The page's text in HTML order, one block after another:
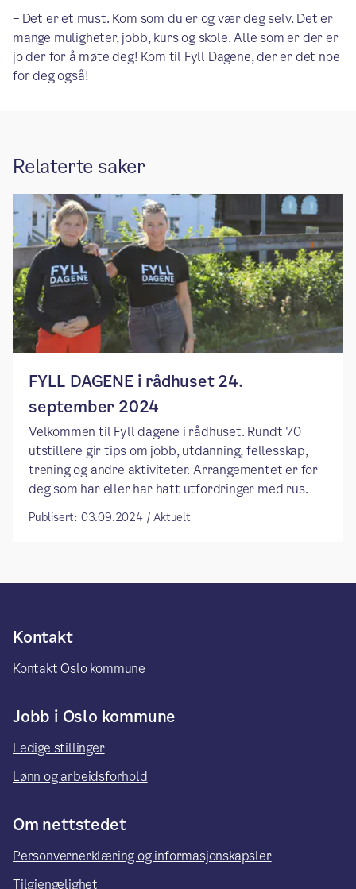
– Det er et must. Kom som du er og vær deg selv. Det er
mange muligheter, jobb, kurs og skole. Alle som er der er
jo der for å møte deg! Kom til Fyll Dagene, der er det noe
for deg også!
Relaterte saker
FYLL DAGENE i rådhuset 24.
september 2024
Velkommen til Fyll dagene i rådhuset. Rundt 70
utstillere gir tips om jobb, utdanning, fellesskap,
trening og andre aktiviteter. Arrangementet er for
deg som har eller har hatt utfordringer med rus.
Publisert: 03.09.2024 / Aktuelt
Kontakt
Kontakt Oslo kommune
Jobb i Oslo kommune
Ledige stillinger
Lønn og arbeidsforhold
Om nettstedet
Personvernerklæring og informasjonskapsler
Tilgjengelighet